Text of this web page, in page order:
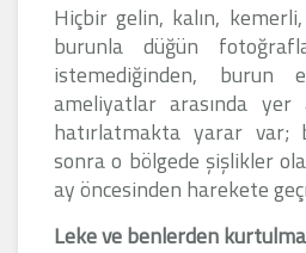
Hiçbir gelin, kalın,
burunla düğün
istemediğinden, burun
ameliyatlar arasında yer
hatırlatmakta yarar var;
sonra o bölgede şişlikler
ay öncesinden harekete
Leke ve benlerden